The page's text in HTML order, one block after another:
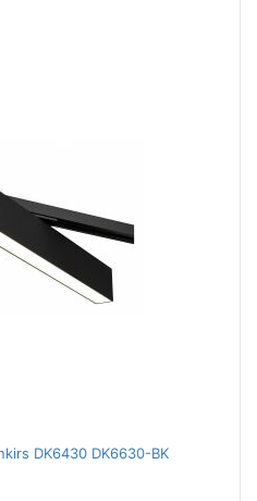
DK6430 DK6630-BK